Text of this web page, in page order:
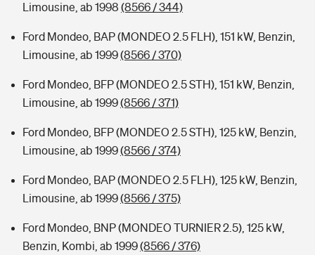
Limousine, ab 1998 (8566 / 344)
Ford Mondeo, BAP (MONDEO 2.5 FLH), 151 kW, Benzin,
Limousine, ab 1999(8566 / 370)
Ford Mondeo, BFP (MONDEO 2.5 STH), 151 kW, Benzin,
Limousine, ab 1999(8566 / 371)
Ford Mondeo, BFP (MONDEO 2.5 STH), 125 kW, Benzin,
Limousine, ab 1999(8566 / 374)
Ford Mondeo, BAP (MONDEO 2.5 FLH), 125 kW, Benzin,
Limousine, ab 1999(8566 / 375)
Ford Mondeo, BNP (MONDEO TURNIER 2.5), 125 kW,
Benzin, Kombi, ab 1999(8566 / 376)